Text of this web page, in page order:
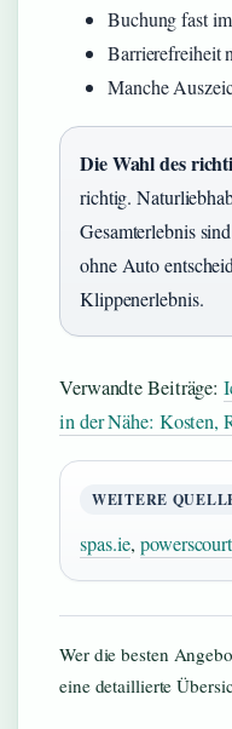
Buchung fast
Barrierefreiheit
Manche
Die Wahl des
richtig.
Gesamterlebnis
ohne Auto
Klippenerlebnis.
Verwandte Beiträge:
in der Nähe: Kosten,
WEITERE
spas.ie,
Wer die besten
eine detaillierte